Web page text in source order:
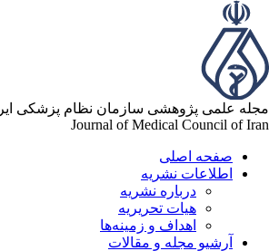
علمی پژوهشی سازمان نظام پزشکی ایران
Journal of Medical Council of
صفحه اصلی
اطلاعات نشریه
درباره نشریه
هیات تحریریه
اهداف و زمینه‌ها
آرشیو مجله و مقالات